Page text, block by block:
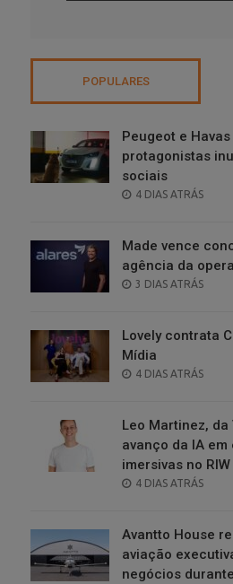
POPULARES
Peugeot e
protagonistas
sociais
POSTED
4 DIAS ATRÁS
Made vence
agência da
POSTED
3 DIAS ATRÁS
Lovely contrata
Mídia
POSTED
4 DIAS ATRÁS
Leo Martinez, da
avanço da IA
imersivas no
POSTED
4 DIAS ATRÁS
Avantto House
aviação
negócios